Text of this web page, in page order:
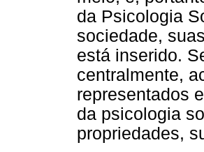
da Psicologia
sociedade,
está inserido.
centralmente,
representados
da psicologia
propriedades,